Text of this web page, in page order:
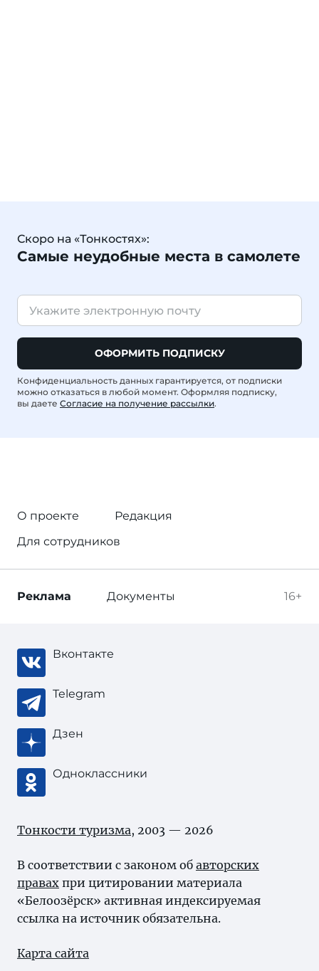
Скоро на «Тонкостях»:
Самые неудобные места в самолете
ОФОРМИТЬ ПОДПИСКУ
Конфиденциальность данных гарантируется, от подписки
можно отказаться в любой момент. Оформляя подписку,
вы даете Согласие на получение рассылки.
О проекте
Редакция
Для сотрудников
16+
Реклама Документы
Вконтакте
Telegram
Дзен
Одноклассники
Тонкости туризма, 2003 — 2026
В соответствии с законом об авторских
правах при цитировании материала
«Белоозёрск» активная индексируемая
ссылка на источник обязательна.
Карта сайта